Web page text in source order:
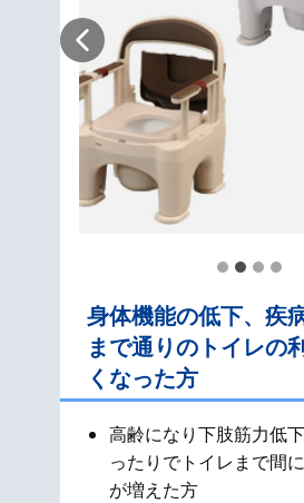
身体機能の低下、疾
まで通りのトイレの
くなった方
高齢になり下肢筋力低
ったりでトイレまで間
が増えた方